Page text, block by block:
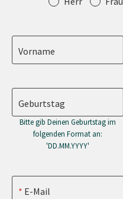
Vorname
Geburtstag
Bitte gib Deinen Geburtstag im
folgenden Format an:
'DD.MM.YYYY'
E-Mail